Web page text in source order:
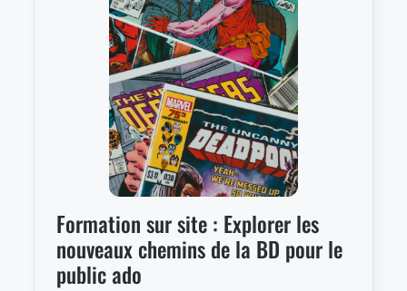
Formation sur site : Explorer les
nouveaux chemins de la BD pour le
public ado